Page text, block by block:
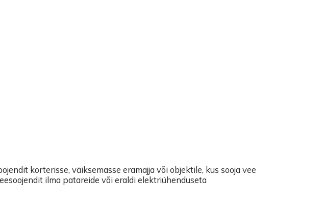
korterisse, väiksemasse eramajja või objektile, kus sooja vee
ilma patareide või eraldi elektriühenduseta